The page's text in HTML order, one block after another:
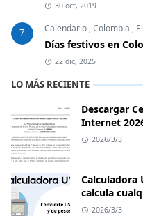
30 oct, 2019
7 Calendario ,Colombia ,
Días festivos en
22 dic, 2025
LO MÁS RECIENTE
Descargar
Internet
2026/3/3
Calculadora
calcula
2026/3/3